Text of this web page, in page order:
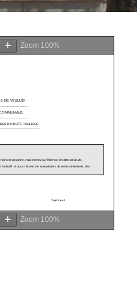
Zoom 100%
Zoom 100%